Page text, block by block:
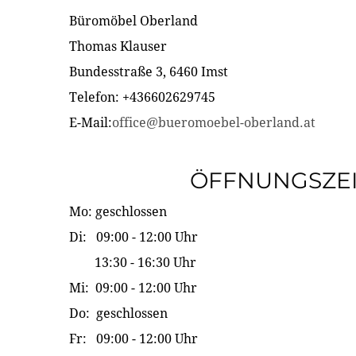
Büromöbel Oberland
Thomas Klauser
Bundesstraße 3, 6460 Imst
Telefon: +436602629745
E-Mail:office@bueromoebel-oberland.at
Mo: geschlossen
Di: 09:00 - 12:00 Uhr
13:30 - 16:30 Uhr
Mi: 09:00 - 12:00 Uhr
Do: geschlossen
Fr: 09:00 - 12:00 Uhr